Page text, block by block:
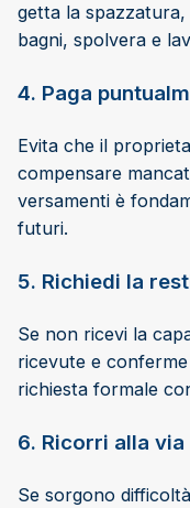
getta la
bagni, spolvera e
4. Paga
Evita che il
compensare
versamenti è
futuri.
5. Richiedi la
Se non ricevi la
ricevute e
richiesta formale
6. Ricorri alla
Se sorgono